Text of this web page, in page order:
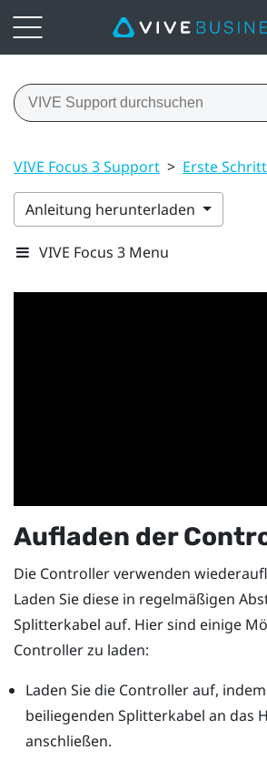
VIVE Focus 3 Support > Erste
Anleitung herunterladen
VIVE Focus 3 Menu
Aufladen der
Die Controller verwenden
Laden Sie diese in regelmäßigen
Splitterkabel auf. Hier sind einige
Controller zu laden:
Laden Sie die Controller auf,
beiliegenden Splitterkabel an das
anschließen.